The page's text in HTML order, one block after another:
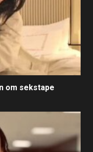
om sekstape